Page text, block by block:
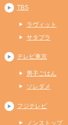
TBS
ラヴィット
サタプラ
テレビ東京
男子ごはん
ソレダメ
フジテレビ
ノンストップ